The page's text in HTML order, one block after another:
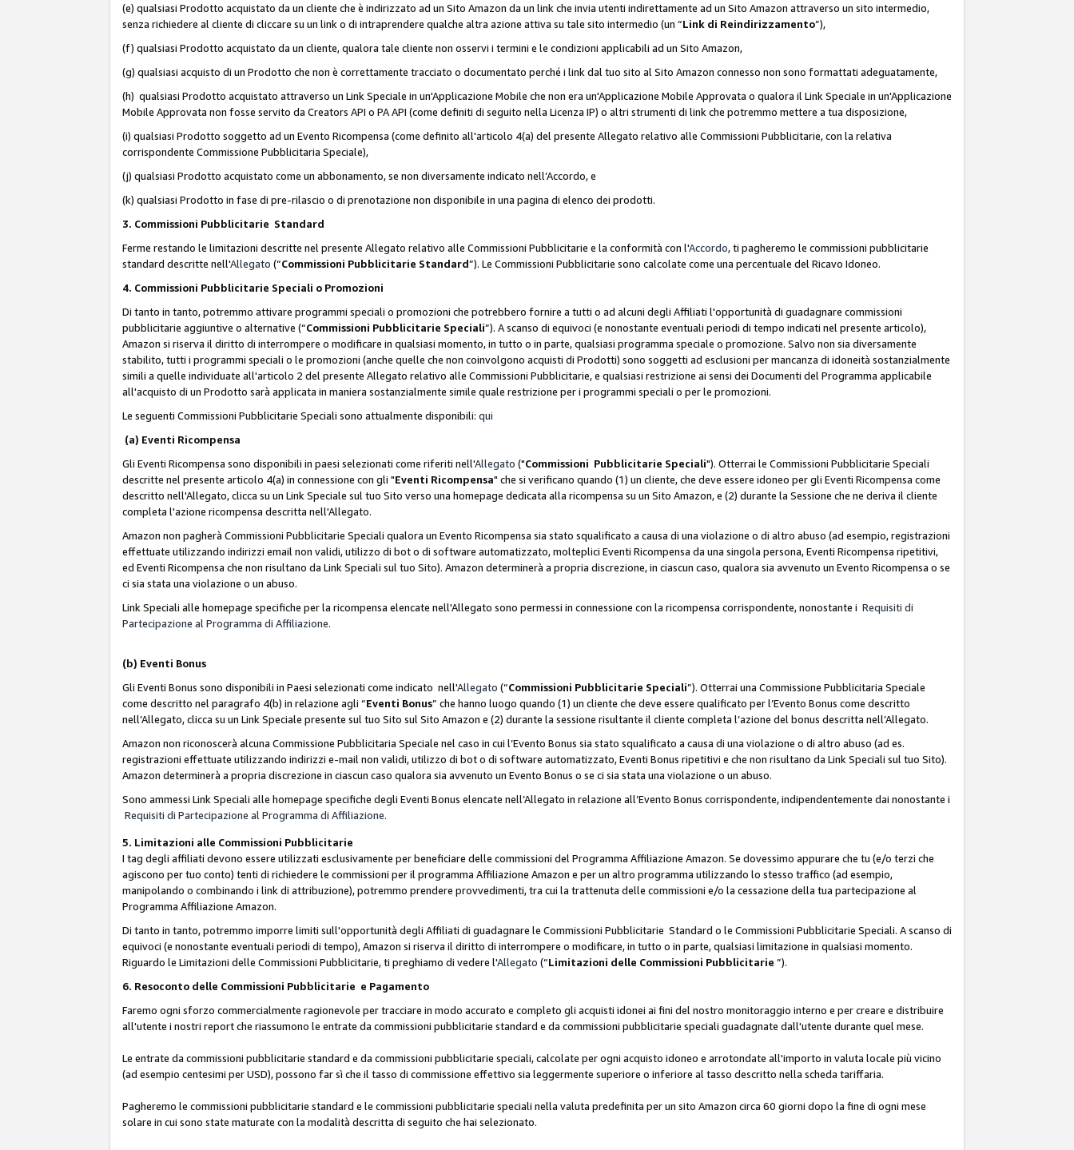
(e) qualsiasi Prodotto acquistato da un cliente che è indirizzato ad un Sito Amazon da un link che invia utenti indirettamente ad un Sito Amazon attraverso un sito intermedio,
senza richiedere al cliente di cliccare su un link o di intraprendere qualche altra azione attiva su tale sito intermedio (un “Link di Reindirizzamento”),
(f) qualsiasi Prodotto acquistato da un cliente, qualora tale cliente non osservi i termini e le condizioni applicabili ad un Sito Amazon,
(g) qualsiasi acquisto di un Prodotto che non è correttamente tracciato o documentato perché i link dal tuo sito al Sito Amazon connesso non sono formattati adeguatamente,
(h) qualsiasi Prodotto acquistato attraverso un Link Speciale in un'Applicazione Mobile che non era un'Applicazione Mobile Approvata o qualora il Link Speciale in un'Applicazione
Mobile Approvata non fosse servito da Creators API o PA API (come definiti di seguito nella Licenza IP) o altri strumenti di link che potremmo mettere a tua disposizione,
(i) qualsiasi Prodotto soggetto ad un Evento Ricompensa (come definito all'articolo 4(a) del presente Allegato relativo alle Commissioni Pubblicitarie, con la relativa
corrispondente Commissione Pubblicitaria Speciale),
(j) qualsiasi Prodotto acquistato come un abbonamento, se non diversamente indicato nell’Accordo, e
(k) qualsiasi Prodotto in fase di pre-rilascio o di prenotazione non disponibile in una pagina di elenco dei prodotti.
3. Commissioni Pubblicitarie Standard
Ferme restando le limitazioni descritte nel presente Allegato relativo alle Commissioni Pubblicitarie e la conformità con l'Accordo, ti pagheremo le commissioni pubblicitarie
standard descritte nell'Allegato (“Commissioni Pubblicitarie Standard”). Le Commissioni Pubblicitarie sono calcolate come una percentuale del Ricavo Idoneo.
4. Commissioni Pubblicitarie Speciali o Promozioni
Di tanto in tanto, potremmo attivare programmi speciali o promozioni che potrebbero fornire a tutti o ad alcuni degli Affiliati l'opportunità di guadagnare commissioni
pubblicitarie aggiuntive o alternative (“Commissioni Pubblicitarie Speciali”). A scanso di equivoci (e nonostante eventuali periodi di tempo indicati nel presente articolo),
Amazon si riserva il diritto di interrompere o modificare in qualsiasi momento, in tutto o in parte, qualsiasi programma speciale o promozione. Salvo non sia diversamente
stabilito, tutti i programmi speciali o le promozioni (anche quelle che non coinvolgono acquisti di Prodotti) sono soggetti ad esclusioni per mancanza di idoneità sostanzialmente
simili a quelle individuate all'articolo 2 del presente Allegato relativo alle Commissioni Pubblicitarie, e qualsiasi restrizione ai sensi dei Documenti del Programma applicabile
all'acquisto di un Prodotto sarà applicata in maniera sostanzialmente simile quale restrizione per i programmi speciali o per le promozioni.
Le seguenti Commissioni Pubblicitarie Speciali sono attualmente disponibili: qui
(a) Eventi Ricompensa
Gli Eventi Ricompensa sono disponibili in paesi selezionati come riferiti nell'Allegato ("Commissioni Pubblicitarie Speciali"). Otterrai le Commissioni Pubblicitarie Speciali
descritte nel presente articolo 4(a) in connessione con gli "Eventi Ricompensa" che si verificano quando (1) un cliente, che deve essere idoneo per gli Eventi Ricompensa come
descritto nell'Allegato, clicca su un Link Speciale sul tuo Sito verso una homepage dedicata alla ricompensa su un Sito Amazon, e (2) durante la Sessione che ne deriva il cliente
completa l'azione ricompensa descritta nell'Allegato.
Amazon non pagherà Commissioni Pubblicitarie Speciali qualora un Evento Ricompensa sia stato squalificato a causa di una violazione o di altro abuso (ad esempio, registrazioni
effettuate utilizzando indirizzi email non validi, utilizzo di bot o di software automatizzato, molteplici Eventi Ricompensa da una singola persona, Eventi Ricompensa ripetitivi,
ed Eventi Ricompensa che non risultano da Link Speciali sul tuo Sito). Amazon determinerà a propria discrezione, in ciascun caso, qualora sia avvenuto un Evento Ricompensa o se
ci sia stata una violazione o un abuso.
Link Speciali alle homepage specifiche per la ricompensa elencate nell'Allegato sono permessi in connessione con la ricompensa corrispondente, nonostante i Requisiti di
Partecipazione al Programma di Affiliazione.
(b) Eventi Bonus
Gli Eventi Bonus sono disponibili in Paesi selezionati come indicato nell'Allegato (“Commissioni Pubblicitarie Speciali”). Otterrai una Commissione Pubblicitaria Speciale
come descritto nel paragrafo 4(b) in relazione agli “Eventi Bonus” che hanno luogo quando (1) un cliente che deve essere qualificato per l’Evento Bonus come descritto
nell’Allegato, clicca su un Link Speciale presente sul tuo Sito sul Sito Amazon e (2) durante la sessione risultante il cliente completa l’azione del bonus descritta nell’Allegato.
Amazon non riconoscerà alcuna Commissione Pubblicitaria Speciale nel caso in cui l’Evento Bonus sia stato squalificato a causa di una violazione o di altro abuso (ad es.
registrazioni effettuate utilizzando indirizzi e-mail non validi, utilizzo di bot o di software automatizzato, Eventi Bonus ripetitivi e che non risultano da Link Speciali sul tuo Sito).
Amazon determinerà a propria discrezione in ciascun caso qualora sia avvenuto un Evento Bonus o se ci sia stata una violazione o un abuso.
Sono ammessi Link Speciali alle homepage specifiche degli Eventi Bonus elencate nell’Allegato in relazione all’Evento Bonus corrispondente, indipendentemente dai nonostante i
Requisiti di Partecipazione al Programma di Affiliazione.
5. Limitazioni alle Commissioni Pubblicitarie
I tag degli affiliati devono essere utilizzati esclusivamente per beneficiare delle commissioni del Programma Affiliazione Amazon. Se dovessimo appurare che tu (e/o terzi che
agiscono per tuo conto) tenti di richiedere le commissioni per il programma Affiliazione Amazon e per un altro programma utilizzando lo stesso traffico (ad esempio,
manipolando o combinando i link di attribuzione), potremmo prendere provvedimenti, tra cui la trattenuta delle commissioni e/o la cessazione della tua partecipazione al
Programma Affiliazione Amazon.
Di tanto in tanto, potremmo imporre limiti sull'opportunità degli Affiliati di guadagnare le Commissioni Pubblicitarie Standard o le Commissioni Pubblicitarie Speciali. A scanso di
equivoci (e nonostante eventuali periodi di tempo), Amazon si riserva il diritto di interrompere o modificare, in tutto o in parte, qualsiasi limitazione in qualsiasi momento.
Riguardo le Limitazioni delle Commissioni Pubblicitarie, ti preghiamo di vedere l'Allegato (“Limitazioni delle Commissioni Pubblicitarie ”).
6. Resoconto delle Commissioni Pubblicitarie e Pagamento
Faremo ogni sforzo commercialmente ragionevole per tracciare in modo accurato e completo gli acquisti idonei ai fini del nostro monitoraggio interno e per creare e distribuire
all'utente i nostri report che riassumono le entrate da commissioni pubblicitarie standard e da commissioni pubblicitarie speciali guadagnate dall'utente durante quel mese.
Le entrate da commissioni pubblicitarie standard e da commissioni pubblicitarie speciali, calcolate per ogni acquisto idoneo e arrotondate all'importo in valuta locale più vicino
(ad esempio centesimi per USD), possono far sì che il tasso di commissione effettivo sia leggermente superiore o inferiore al tasso descritto nella scheda tariffaria.
Pagheremo le commissioni pubblicitarie standard e le commissioni pubblicitarie speciali nella valuta predefinita per un sito Amazon circa 60 giorni dopo la fine di ogni mese
solare in cui sono state maturate con la modalità descritta di seguito che hai selezionato.